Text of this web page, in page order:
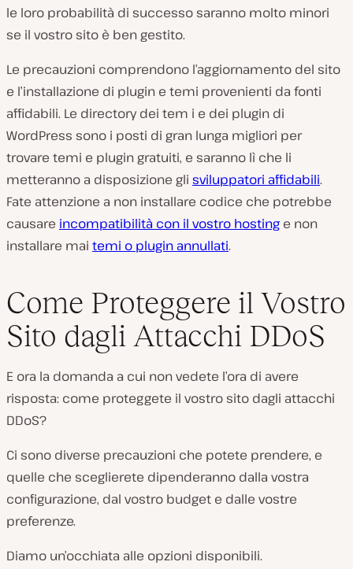
le loro probabilità di successo saranno molto minori
se il vostro sito è ben gestito.
Le precauzioni comprendono l’aggiornamento del sito
e l’installazione di plugin e temi provenienti da fonti
affidabili. Le directory dei tem i e dei plugin di
WordPress sono i posti di gran lunga migliori per
trovare temi e plugin gratuiti, e saranno lì che li
metteranno a disposizione gli sviluppatori affidabili.
Fate attenzione a non installare codice che potrebbe
causare incompatibilità con il vostro hosting e non
installare mai temi o plugin annullati.
Come Proteggere il Vostro
Sito dagli Attacchi DDoS
E ora la domanda a cui non vedete l’ora di avere
risposta: come proteggete il vostro sito dagli attacchi
DDoS?
Ci sono diverse precauzioni che potete prendere, e
quelle che sceglierete dipenderanno dalla vostra
configurazione, dal vostro budget e dalle vostre
preferenze.
Diamo un’occhiata alle opzioni disponibili.